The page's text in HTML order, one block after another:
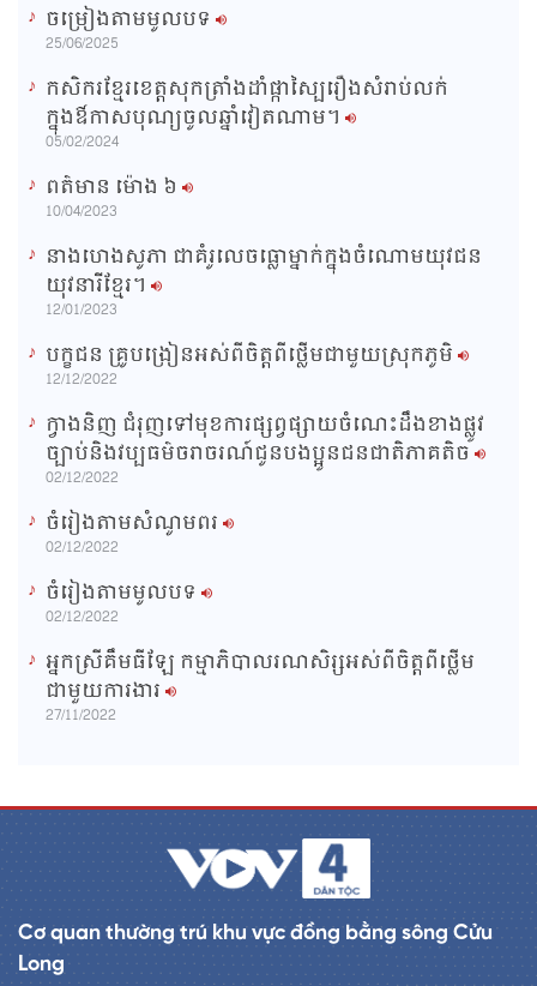
ចម្រៀងតាមមូលបទ
25/06/2025
កសិករខ្មែរខេត្តសុកត្រាំងដាំផ្កាស្បៃរឿងសំរាប់លក់
ក្នុងឳកាសបុណ្យចូលឆ្នាំវៀតណាម។
05/02/2024
ពត៌មាន ម៉ោង​ ៦
10/04/2023
នាងហេងសូភា ជាគំរូលេចធ្លោម្នាក់ក្នុងចំណោមយុវជន
យុវនារីខ្មែរ។
12/01/2023
បក្ខជន គ្រូបង្រៀនអស់ពីចិត្តពីថ្លើមជាមួយស្រុកភូមិ
12/12/2022
ក្វាងនិញ ជំរុញទៅមុខការផ្សព្វផ្សាយចំណេះដឹងខាងផ្លូវ
ច្បាប់និងវប្បធម៌ចរាចរណ៍ជូនបងប្អូនជនជាតិភាគតិច
02/12/2022
ចំរៀងតាមសំណូមពរ
02/12/2022
ចំរៀងតាមមូលបទ
02/12/2022
អ្នកស្រីគឹមធីឡែ កម្មាភិបាលរណសិរ្សអស់ពីចិត្តពីថ្លើម
ជាមួយការងារ
27/11/2022
Cơ quan thường trú khu vực đồng bằng sông Cửu
Long